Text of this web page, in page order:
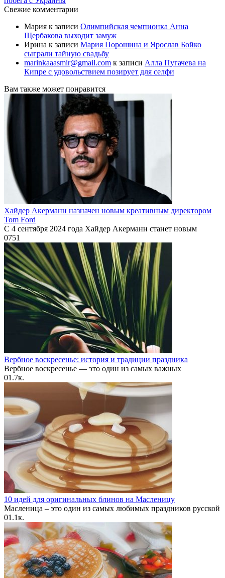
Свежие комментарии
Мария к записи Олимпийская чемпионка Анна
Щербакова выходит замуж
Ирина к записи Мария Порошина и Ярослав Бойко
сыграли тайную свадьбу
marinkaaasmir@gmail.com к записи Алла Пугачева на
Кипре с удовольствием позирует для селфи
Вам также может понравится
Хайдер Акерманн назначен новым креативным директором
Tom Ford
С 4 сентября 2024 года Хайдер Акерманн станет новым
0751
Вербное воскресенье: история и традиции праздника
Вербное воскресенье — это один из самых важных
01.7к.
10 идей для оригинальных блинов на Масленицу
Масленица – это один из самых любимых праздников русской
01.1к.